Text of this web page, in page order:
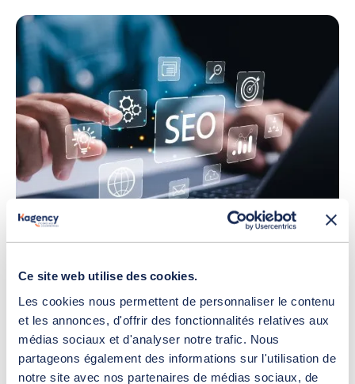
Ce site web utilise des cookies.
Les cookies nous permettent de personnaliser le contenu
et les annonces, d'offrir des fonctionnalités relatives aux
médias sociaux et d'analyser notre trafic. Nous
partageons également des informations sur l'utilisation de
notre site avec nos partenaires de médias sociaux, de